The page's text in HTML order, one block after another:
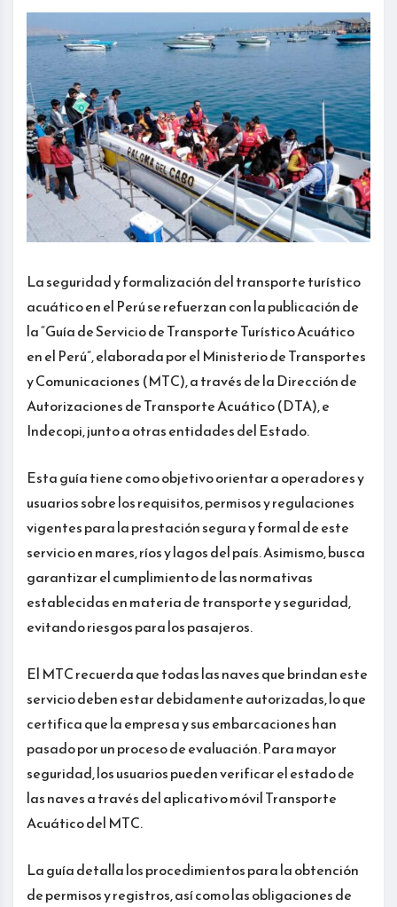
La seguridad y formalización del transporte turístico
acuático en el Perú se refuerzan con la publicación de
la “Guía de Servicio de Transporte Turístico Acuático
en el Perú”, elaborada por el Ministerio de Transportes
y Comunicaciones (MTC), a través de la Dirección de
Autorizaciones de Transporte Acuático (DTA), e
Indecopi, junto a otras entidades del Estado.
Esta guía tiene como objetivo orientar a operadores y
usuarios sobre los requisitos, permisos y regulaciones
vigentes para la prestación segura y formal de este
servicio en mares, ríos y lagos del país. Asimismo, busca
garantizar el cumplimiento de las normativas
establecidas en materia de transporte y seguridad,
evitando riesgos para los pasajeros.
El MTC recuerda que todas las naves que brindan este
servicio deben estar debidamente autorizadas, lo que
certifica que la empresa y sus embarcaciones han
pasado por un proceso de evaluación. Para mayor
seguridad, los usuarios pueden verificar el estado de
las naves a través del aplicativo móvil Transporte
Acuático del MTC.
La guía detalla los procedimientos para la obtención
de permisos y registros, así como las obligaciones de